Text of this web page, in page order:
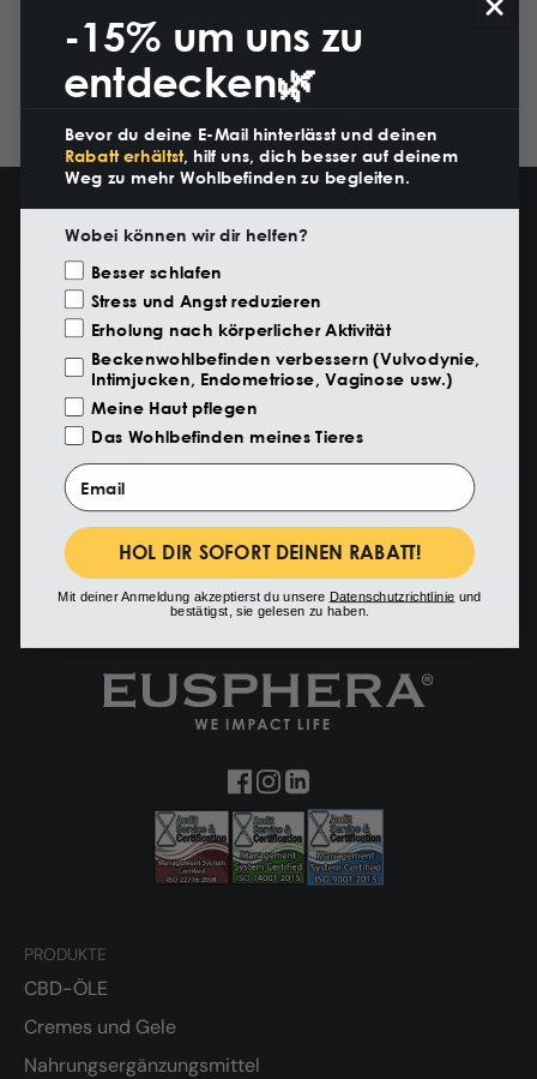
Laborgetestet Vegan und tierversuchsfrei
In über 500 Apotheken vertreten
Jetzt anmelden und sofort 10 %
Rabatt erhalten
Treten Sie der Eusphera-Community bei: Entdecken Sie die
Vorteile von CBD mit exklusiven Angeboten, hilfreichen Inhalten
und Neuigkeiten aus der Welt des natürlichen Wohlbefindens.
E-Mail
Durch die Eingabe Ihrer E-Mail-Adresse erklären Sie sich damit
einverstanden, Neuigkeiten, Angebote und Updates von Eusphera zu
erhalten.
PRODUKTE
CBD-ÖLE
Cremes und Gele
Nahrungsergänzungsmittel
-15% um uns zu
entdecken🌿
Rabatt erhältst, hilf uns, dich besser auf deinem
Weg zu mehr Wohlbefinden zu begleiten.
Motivazione Visita
Intimjucken, Endometriose, Vaginose usw.)
Meine Haut pflegen
Das Wohlbefinden meines Tieres
Email
HOL DIR SOFORT DEINEN RABATT!
bestätigst, sie gelesen zu haben.